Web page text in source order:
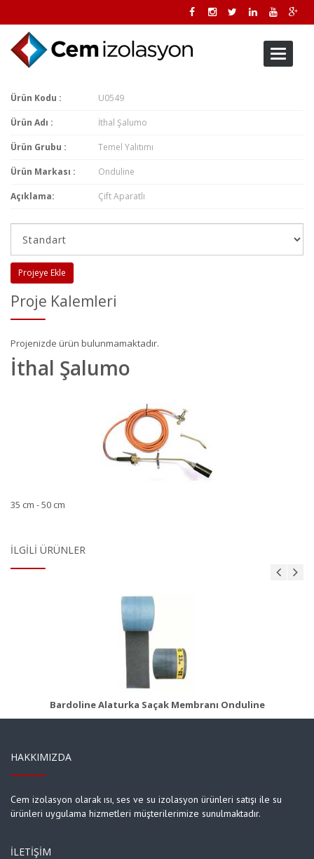
Toggle
Ürün Kodu : U0549
Ürün Adı : İthal Şalumo
Ürün Grubu : Temel Yalıtımı
Ürün Markası : Onduline
Açıklama: Çift Aparatlı
Projeye Ekle
Proje Kalemleri
Projenizde ürün bulunmamaktadır.
İthal Şalumo
35 cm - 50 cm
İLGILI ÜRÜNLER
Bardoline Alaturka Saçak Membranı Onduline
Bituline Astar
Ürün Detayı
HAKKIMIZDA
Cem izolasyon olarak ısı, ses ve su izolasyon ürünleri satışı ile su
ürünleri uygulama hizmetleri müşterilerimize sunulmaktadır.
İLETIŞIM